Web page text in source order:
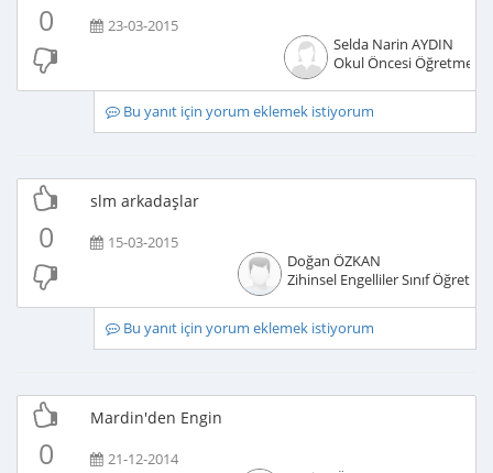
0
23-03-2015
Selda Narin AYDIN
Okul Öncesi Öğretmeni
Bu yanıt için yorum eklemek istiyorum
0
slm arkadaşlar
15-03-2015
Doğan ÖZKAN
Zihinsel Engelliler Sınıf
Bu yanıt için yorum eklemek istiyorum
0
Mardin'den Engin
21-12-2014